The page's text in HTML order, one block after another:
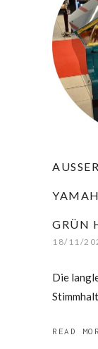
RÜN
18/11/
Die
READ